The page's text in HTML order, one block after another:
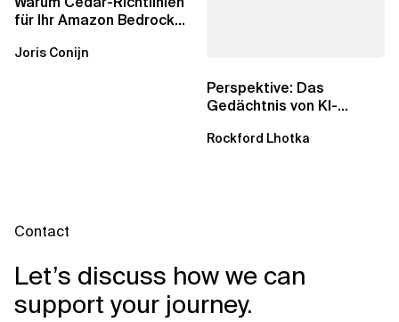
für Ihr Amazon Bedrock
wichtig sind
Joris Conijn
Perspektive: Das
Gedächtnis von KI-
dem...
Rockford Lhotka
Contact
Let’s discuss how we can
support your journey.